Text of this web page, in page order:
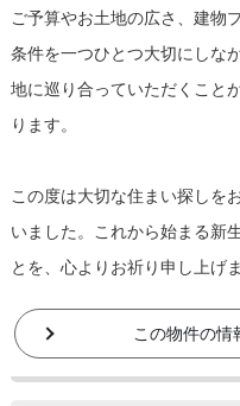
ご予算やお土地の広さ、建物
条件を一つひとつ大切にしな
地に巡り合っていただくこと
ります。
この度は大切な住まい探しを
いました。これから始まる新
とを、心よりお祈り申し上げま
この物件の情